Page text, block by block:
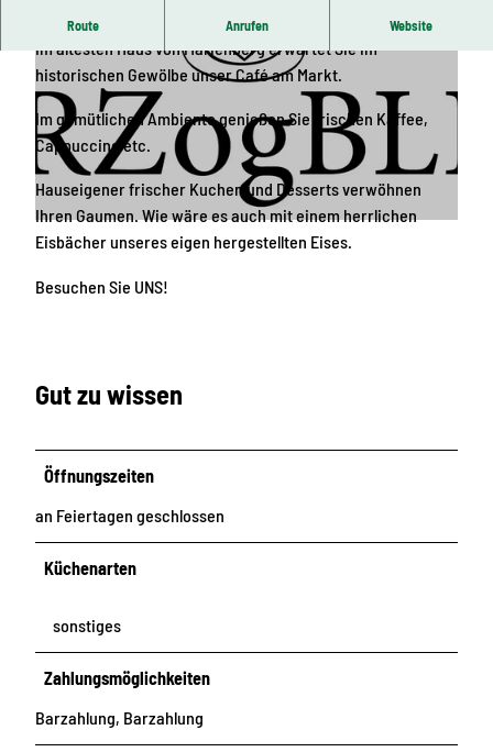
© Erzgebirgische Landbäckerei GmbH Drebach
Route Anrufen Website
Willkommen im ältesten Haus von Marienberg
Im ältesten Haus von Marienberg erwartet Sie im
historischen Gewölbe unser Café am Markt.
Im gemütlichen Ambiente genießen Sie frischen Kaffee,
Cappuccino etc.
Hauseigener frischer Kuchen und Desserts verwöhnen
Ihren Gaumen. Wie wäre es auch mit einem herrlichen
Eisbächer unseres eigen hergestellten Eises.
Besuchen Sie UNS!
Gut zu wissen
Öffnungszeiten
an Feiertagen geschlossen
Küchenarten
sonstiges
Zahlungsmöglichkeiten
Barzahlung, Barzahlung